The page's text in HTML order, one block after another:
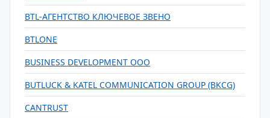
BTL-АГЕНТСТВО КЛЮЧЕВОЕ ЗВЕНО
BTLONE
BUSINESS DEVELOPMENT OOO
BUTLUCK & KATEL COMMUNICATION GROUP (BKCG)
CANTRUST